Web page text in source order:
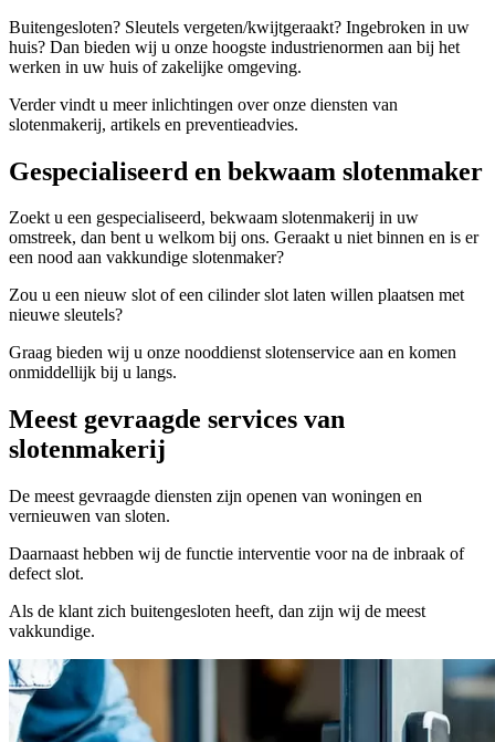
Buitengesloten? Sleutels vergeten/kwijtgeraakt? Ingebroken in uw
huis? Dan bieden wij u onze hoogste industrienormen aan bij het
werken in uw huis of zakelijke omgeving.
Verder vindt u meer inlichtingen over onze diensten van
slotenmakerij, artikels en preventieadvies.
Gespecialiseerd en bekwaam slotenmaker
Zoekt u een gespecialiseerd, bekwaam slotenmakerij in uw
omstreek, dan bent u welkom bij ons. Geraakt u niet binnen en is er
een nood aan vakkundige slotenmaker?
Zou u een nieuw slot of een cilinder slot laten willen plaatsen met
nieuwe sleutels?
Graag bieden wij u onze nooddienst slotenservice aan en komen
onmiddellijk bij u langs.
Meest gevraagde services van
slotenmakerij
De meest gevraagde diensten zijn openen van woningen en
vernieuwen van sloten.
Daarnaast hebben wij de functie interventie voor na de inbraak of
defect slot.
Als de klant zich buitengesloten heeft, dan zijn wij de meest
vakkundige.